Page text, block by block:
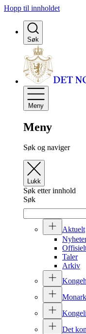
Hopp til innholdet
Søk
Meny
Meny
Søk og naviger
Lukk
Søk etter innhold
Søk
Aktuelt
Taler
Arkiv
Det